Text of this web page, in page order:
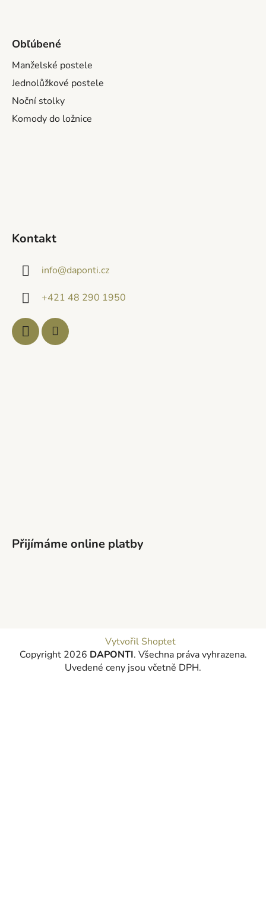
Obľúbené
Manželské postele
Jednolůžkové postele
Noční stolky
Komody do ložnice
Kontakt
info@daponti.cz
+421 48 290 1950
Přijímáme online platby
Vytvořil Shoptet
Copyright 2026 DAPONTI. Všechna práva vyhrazena.